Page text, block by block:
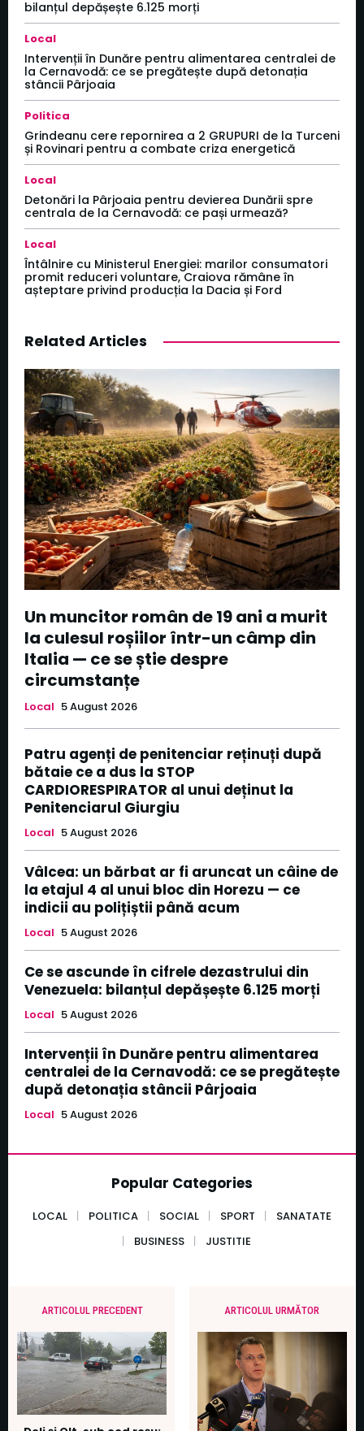
bilanțul depășește 6.125 morți
Local
Intervenții în Dunăre pentru alimentarea centralei de
la Cernavodă: ce se pregătește după detonația
stâncii Pârjoaia
Politica
Grindeanu cere repornirea a 2 GRUPURI de la Turceni
și Rovinari pentru a combate criza energetică
Local
Detonări la Pârjoaia pentru devierea Dunării spre
centrala de la Cernavodă: ce pași urmează?
Local
Întâlnire cu Ministerul Energiei: marilor consumatori
promit reduceri voluntare, Craiova rămâne în
așteptare privind producția la Dacia și Ford
Related Articles
Un muncitor român de 19 ani a murit
la culesul roșiilor într-un câmp din
Italia — ce se știe despre
circumstanțe
Local 5 August 2026
Patru agenți de penitenciar reținuți după
bătaie ce a dus la STOP
CARDIORESPIRATOR al unui deținut la
Penitenciarul Giurgiu
Local 5 August 2026
Vâlcea: un bărbat ar fi aruncat un câine de
la etajul 4 al unui bloc din Horezu — ce
indicii au polițiștii până acum
Local 5 August 2026
Ce se ascunde în cifrele dezastrului din
Venezuela: bilanțul depășește 6.125 morți
Local 5 August 2026
Intervenții în Dunăre pentru alimentarea
centralei de la Cernavodă: ce se pregătește
după detonația stâncii Pârjoaia
Local 5 August 2026
Popular Categories
LOCAL POLITICA SOCIAL SPORT
SANATATE
BUSINESS
JUSTITIE
ARTICOLUL PRECEDENT ARTICOLUL URMĂTOR